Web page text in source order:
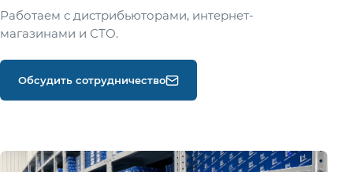
Работаем с дистрибьюторами, интернет-
магазинами и СТО.
Обсудить сотрудничество